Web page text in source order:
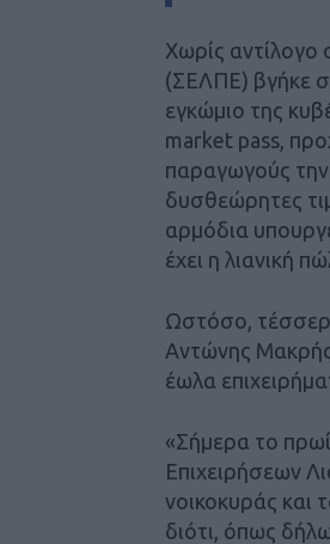
Χωρίς αντίλογο
(ΣΕΛΠΕ) βγήκε
εγκώμιο της
market pass,
παραγωγούς την
δυσθεώρητες
αρμόδια
έχει η λιανική
Ωστόσο,
Αντώνης
έωλα
«Σήμερα το
Επιχειρήσεων
νοικοκυράς και
διότι, όπως